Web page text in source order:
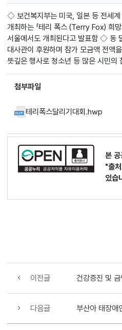
◇ 보건복지부는 미국, 일본 등 전세
개최하는 「테리 폭스 (Terry Fox) 희
서울에서도 개최된다고 발표함 ◇ 동
대사관이 후원하며 참가 모금액 전액
뜻깊은 행사로 청소년 등 많은 시민의
첨부파일
테리폭스달리기대회.hwp
본
"출
있습
이전글 건강증진 및
다음글